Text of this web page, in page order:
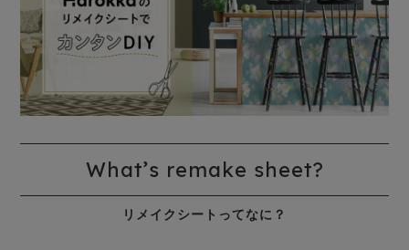
What’s remake sheet?
リメイクシートってなに？